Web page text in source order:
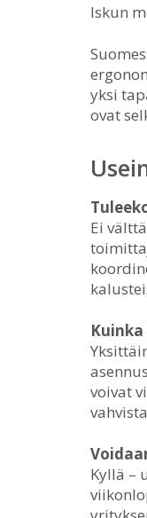
Iskun
yksi
ovat
Ei
voivat
Kyllä –